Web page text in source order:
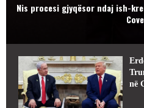
Nis procesi gjyqësor ndaj ish-
në